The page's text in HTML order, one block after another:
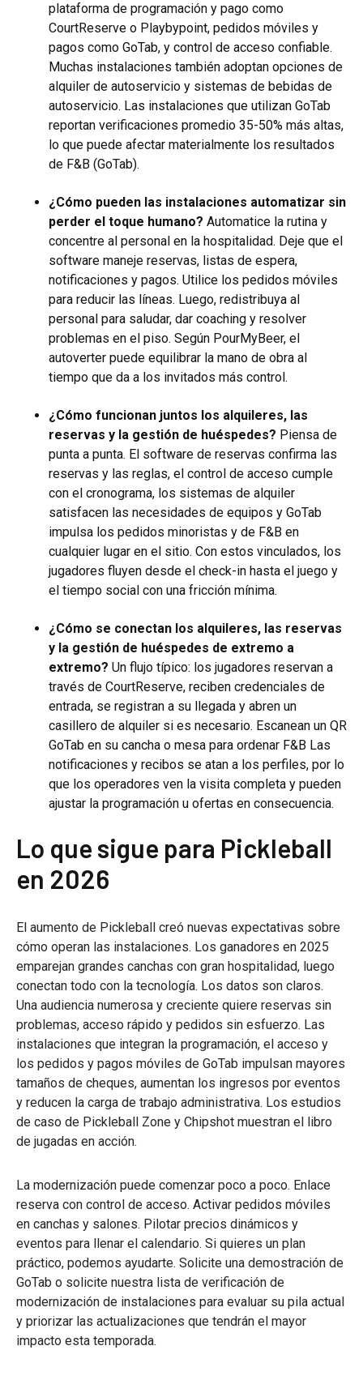
plataforma de programación y pago como
CourtReserve o Playbypoint, pedidos móviles y
pagos como GoTab, y control de acceso confiable.
Muchas instalaciones también adoptan opciones de
alquiler de autoservicio y sistemas de bebidas de
autoservicio. Las instalaciones que utilizan GoTab
reportan verificaciones promedio 35-50% más altas,
lo que puede afectar materialmente los resultados
de F&B (GoTab).
¿Cómo pueden las instalaciones automatizar sin
perder el toque humano? Automatice la rutina y
concentre al personal en la hospitalidad. Deje que el
software maneje reservas, listas de espera,
notificaciones y pagos. Utilice los pedidos móviles
para reducir las líneas. Luego, redistribuya al
personal para saludar, dar coaching y resolver
problemas en el piso. Según PourMyBeer, el
autoverter puede equilibrar la mano de obra al
tiempo que da a los invitados más control.
¿Cómo funcionan juntos los alquileres, las
reservas y la gestión de huéspedes? Piensa de
punta a punta. El software de reservas confirma las
reservas y las reglas, el control de acceso cumple
con el cronograma, los sistemas de alquiler
satisfacen las necesidades de equipos y GoTab
impulsa los pedidos minoristas y de F&B en
cualquier lugar en el sitio. Con estos vinculados, los
jugadores fluyen desde el check-in hasta el juego y
el tiempo social con una fricción mínima.
¿Cómo se conectan los alquileres, las reservas
y la gestión de huéspedes de extremo a
extremo? Un flujo típico: los jugadores reservan a
través de CourtReserve, reciben credenciales de
entrada, se registran a su llegada y abren un
casillero de alquiler si es necesario. Escanean un QR
GoTab en su cancha o mesa para ordenar F&B Las
notificaciones y recibos se atan a los perfiles, por lo
que los operadores ven la visita completa y pueden
ajustar la programación u ofertas en consecuencia.
Lo que sigue para Pickleball
en 2026
El aumento de Pickleball creó nuevas expectativas sobre
cómo operan las instalaciones. Los ganadores en 2025
emparejan grandes canchas con gran hospitalidad, luego
conectan todo con la tecnología. Los datos son claros.
Una audiencia numerosa y creciente quiere reservas sin
problemas, acceso rápido y pedidos sin esfuerzo. Las
instalaciones que integran la programación, el acceso y
los pedidos y pagos móviles de GoTab impulsan mayores
tamaños de cheques, aumentan los ingresos por eventos
y reducen la carga de trabajo administrativa. Los estudios
de caso de Pickleball Zone y Chipshot muestran el libro
de jugadas en acción.
La modernización puede comenzar poco a poco. Enlace
reserva con control de acceso. Activar pedidos móviles
en canchas y salones. Pilotar precios dinámicos y
eventos para llenar el calendario. Si quieres un plan
práctico, podemos ayudarte. Solicite una demostración de
GoTab o solicite nuestra lista de verificación de
modernización de instalaciones para evaluar su pila actual
y priorizar las actualizaciones que tendrán el mayor
impacto esta temporada.